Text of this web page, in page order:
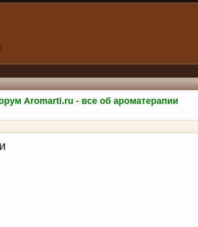
Aromarti.ru - все об ароматерапии